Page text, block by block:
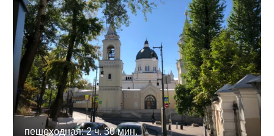
пешеходная: 2 ч. 30 мин.